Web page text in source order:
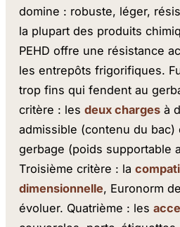
domine : robuste, léger,
la plupart des produits
PEHD offre une résistance
les entrepôts frigorifiques.
trop fins qui fendent au
critère : lesdeux charges à
admissible (contenu du bac)
gerbage (poids supportable
Troisième critère : la
dimensionnelle, Euronorm
évoluer. Quatrième : les